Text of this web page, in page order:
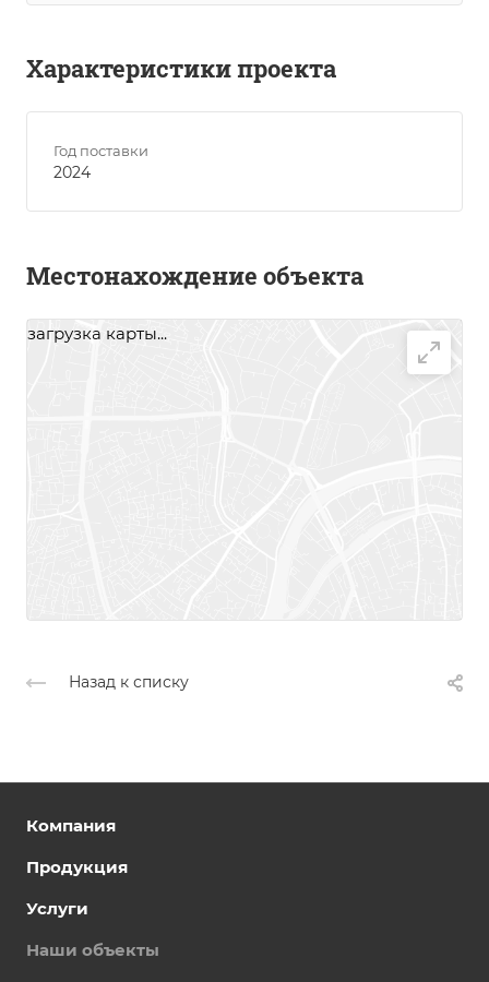
Характеристики проекта
Год поставки
2024
Местонахождение объекта
загрузка карты...
Назад к списку
Компания
Продукция
Услуги
Наши объекты